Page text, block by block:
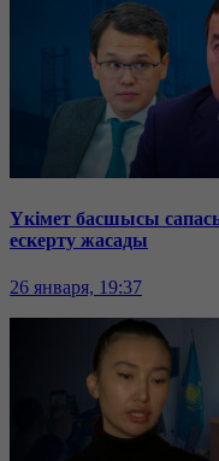
Үкімет басшысы
ескерту жасады
26 января, 19:37